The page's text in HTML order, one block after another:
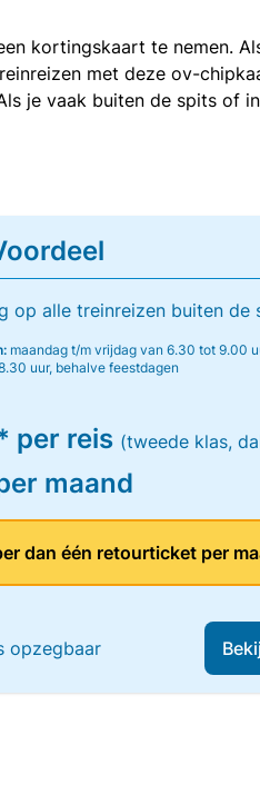
kortingskaart te nemen.
met deze ov-
je vaak buiten de spits of
op alle treinreizen buiten de
maandag t/m vrijdag van 6.30 tot 9.00
uur, behalve feestdagen
per reis (tweede klas,
maand
dan één retourticket per
opzegbaar